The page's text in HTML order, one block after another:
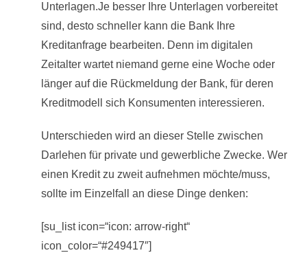
Unterlagen.Je besser Ihre Unterlagen vorbereitet
sind, desto schneller kann die Bank Ihre
Kreditanfrage bearbeiten. Denn im digitalen
Zeitalter wartet niemand gerne eine Woche oder
länger auf die Rückmeldung der Bank, für deren
Kreditmodell sich Konsumenten interessieren.
Unterschieden wird an dieser Stelle zwischen
Darlehen für private und gewerbliche Zwecke. Wer
einen Kredit zu zweit aufnehmen möchte/muss,
sollte im Einzelfall an diese Dinge denken:
[su_list icon=“icon: arrow-right“
icon_color=“#249417″]